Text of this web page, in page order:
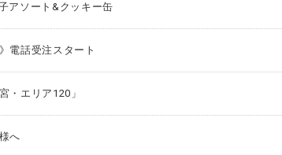
アソート&クッキー缶
電話受注スタート
・エリア120」
へ